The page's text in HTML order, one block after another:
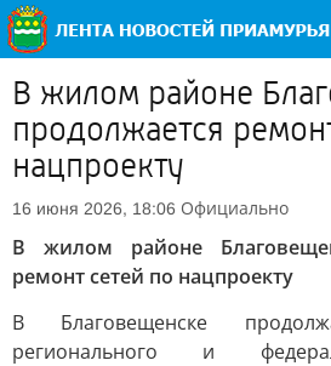
В жилом районе
продолжается
нацпроекту
16 июня 2026, 18:06 Официально
В жилом районе
ремонт сетей по нацпроекту
В Благовещенске
регионального и